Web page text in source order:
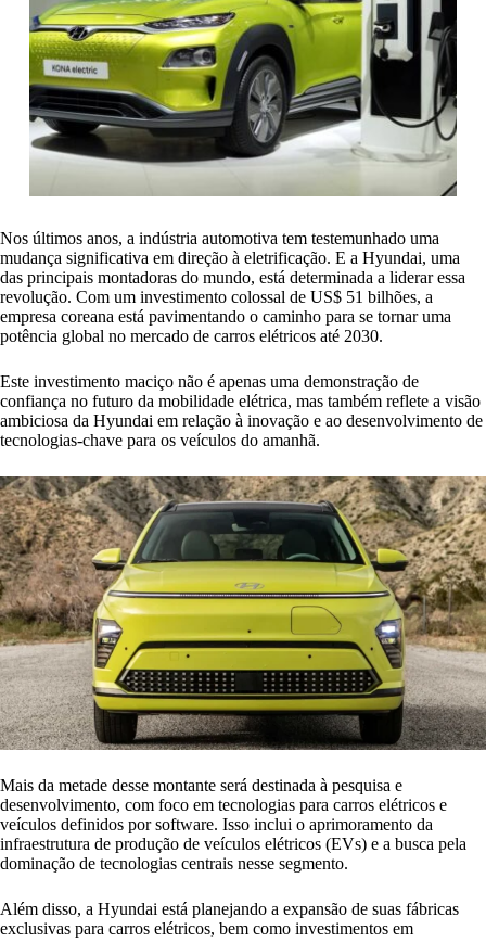
Nos últimos anos, a indústria automotiva tem testemunhado uma
mudança significativa em direção à eletrificação. E a Hyundai, uma
das principais montadoras do mundo, está determinada a liderar essa
revolução. Com um investimento colossal de US$ 51 bilhões, a
empresa coreana está pavimentando o caminho para se tornar uma
potência global no mercado de carros elétricos até 2030.
Este investimento maciço não é apenas uma demonstração de
confiança no futuro da mobilidade elétrica, mas também reflete a visão
ambiciosa da Hyundai em relação à inovação e ao desenvolvimento de
tecnologias-chave para os veículos do amanhã.
Mais da metade desse montante será destinada à pesquisa e
desenvolvimento, com foco em tecnologias para carros elétricos e
veículos definidos por software. Isso inclui o aprimoramento da
infraestrutura de produção de veículos elétricos (EVs) e a busca pela
dominação de tecnologias centrais nesse segmento.
Além disso, a Hyundai está planejando a expansão de suas fábricas
exclusivas para carros elétricos, bem como investimentos em